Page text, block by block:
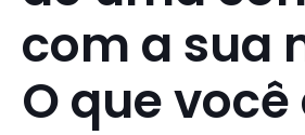
com a sua
O que